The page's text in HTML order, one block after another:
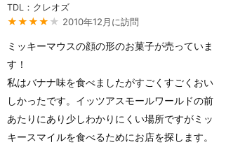
TDL：クレオズ
★★★★ ★ 2010年12月に訪問
ミッキーマウスの顔の形のお菓子が売っていま
す！
私はバナナ味を食べましたがすごくすごくおい
しかったです。イッツアスモールワールドの前
あたりにあり少しわかりにくい場所ですがミッ
キースマイルを食べるためにお店を探します。